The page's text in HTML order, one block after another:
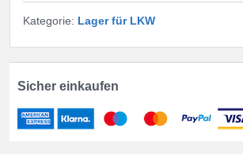
Kategorie: Lager für LKW
Sicher einkaufen